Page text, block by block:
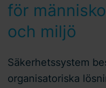
för
och miljö
Säkerhetssystem
organisatoriska